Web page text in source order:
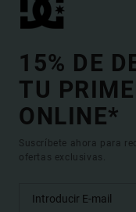
15% DE
TU
ONLINE*
Suscríbete ahora para
ofertas exclusivas.